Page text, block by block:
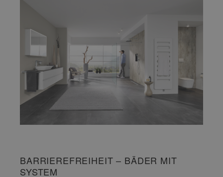
BARRIEREFREIHEIT – BÄDER MIT
SYSTEM